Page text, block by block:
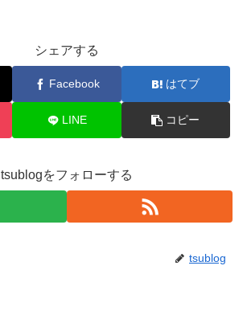
シェアする
Facebook はてブ
LINE コピー
tsublogをフォローする
tsublog